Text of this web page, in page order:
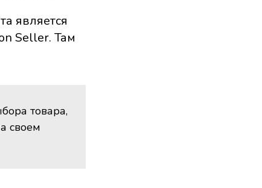
является
Seller. Там
товара,
своем